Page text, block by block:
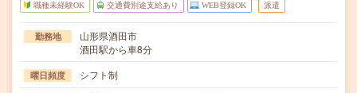
職種未経験OK 交通費別途支給あり WEB登録OK 派遣
勤務地
山形県酒田市
酒田駅から車8分
曜日頻度 シフト制